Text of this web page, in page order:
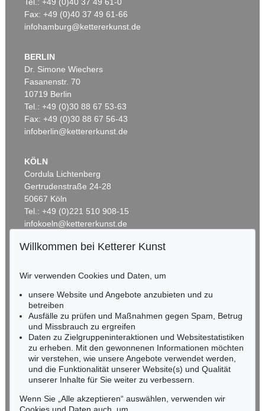
G. GRAUBNER
Ohne Titel, 1992
Ergebnis:€ 266.700
Auktion 496 - Lot 107
Ohne Titel (Farbraumkörper)
, 1996
Ergebnis:€ 200.000
Auktion 437 - Lot 865
Farbraumkörper
Ergebnis: € 193.750
Tel.: +49 (0)40 37 49 61-0
Fax: +49 (0)40 37 49 61-66
infohamburg@kettererkunst.de
BERLIN
Dr. Simone Wiechers
Fasanenstr. 70
10719 Berlin
Tel.: +49 (0)30 88 67 53-63
Fax: +49 (0)30 88 67 56-43
infoberlin@kettererkunst.de
KÖLN
Cordula Lichtenberg
Gertrudenstraße 24-28
50667 Köln
Tel.: +49 (0)221 510 908-15
infokoeln@kettererkunst.de
RHEINLAND-PFALZ
Miriam Heß
Tel.: +49 (0)62 21 58 80-038
Fax: +49 (0)62 21 58 80-595
infoheidelberg@kettererkunst.de
NORDDEUTSCHLAND
Nico Kassel, M.A.
Tel.: +49 (0)89 55244-164
Mobil: +49 (0)171 8618661
n.kassel@kettererkunst.de
Willkommen bei Ketterer Kunst
Wir verwenden Cookies und Daten, um
unsere Website und Angebote anzubieten und zu
betreiben
Ausfälle zu prüfen und Maßnahmen gegen Spam, Betrug
und Missbrauch zu ergreifen
Daten zu Zielgruppeninteraktionen und Websitestatistiken
zu erheben. Mit den gewonnenen Informationen möchten
wir verstehen, wie unsere Angebote verwendet werden,
und die Funktionalität unserer Website(s) und Qualität
unserer Inhalte für Sie weiter zu verbessern.
Wenn Sie „Alle akzeptieren“ auswählen, verwenden wir